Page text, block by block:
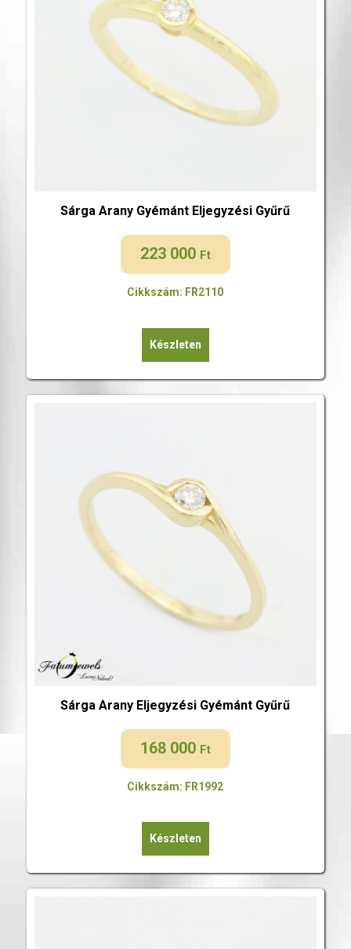
Sárga Arany Gyémánt Eljegyzési Gyűrű
223 000 Ft
Cikkszám: FR2110
Készleten
Sárga Arany Eljegyzési Gyémánt Gyűrű
168 000 Ft
Cikkszám: FR1992
Készleten